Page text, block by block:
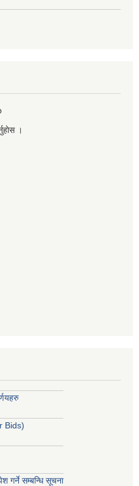
।
Bids)
गर्ने सम्बन्धि सूचना